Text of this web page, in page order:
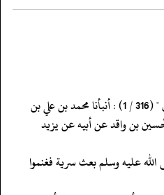
بن
بن واقد عن أبيه عن يزيد
عليه وسلم بعث سرية فغنموا